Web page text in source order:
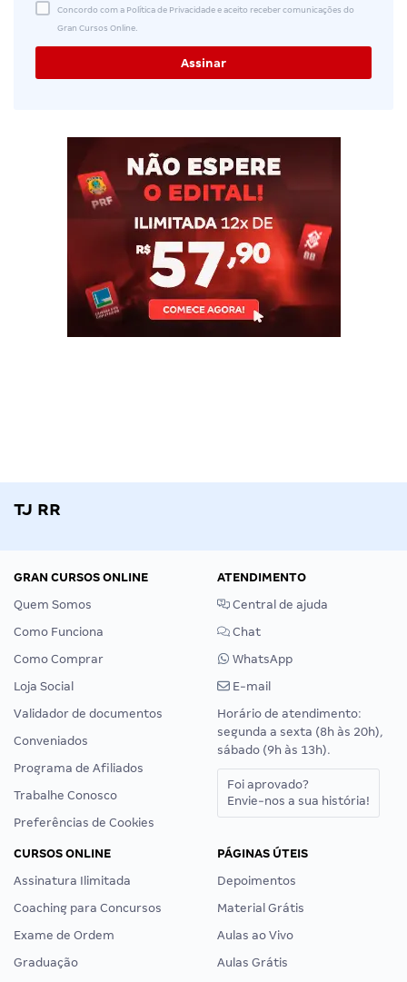
Concordo com a Política de Privacidade e aceito receber comunicações do
Gran Cursos Online.
TJ RR
GRAN CURSOS ONLINE
Quem Somos
Como Funciona
Como Comprar
Loja Social
Validador de documentos
Conveniados
Programa de Afiliados
Trabalhe Conosco
Preferências de Cookies
ATENDIMENTO
Central de ajuda
Chat
WhatsApp
E-mail
Horário de atendimento:
segunda a sexta (8h às 20h),
sábado (9h às 13h).
Foi aprovado?
Envie-nos a sua história!
CURSOS ONLINE
Assinatura Ilimitada
Coaching para Concursos
Exame de Ordem
Graduação
PÁGINAS ÚTEIS
Depoimentos
Material Grátis
Aulas ao Vivo
Aulas Grátis